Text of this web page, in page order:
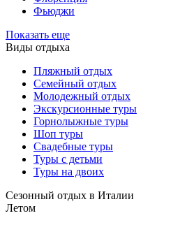
Фьюджи
Показать еще
Виды отдыха
Пляжный отдых
Семейный отдых
Молодежный отдых
Экскурсионные туры
Горнолыжные туры
Шоп туры
Свадебные туры
Туры с детьми
Туры на двоих
Сезонный отдых в Италии
Летом